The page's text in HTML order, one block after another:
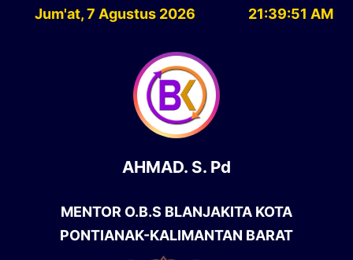
Jum'at, 7 Agustus 2026 21:39:52 AM
AHMAD. S. Pd
MENTOR O.B.S BLANJAKITA KOTA
PONTIANAK-KALIMANTAN BARAT